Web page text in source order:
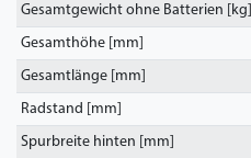
Gesamtgewicht ohne Batterien [kg]
Gesamthöhe [mm]
Gesamtlänge [mm]
Radstand [mm]
Spurbreite hinten [mm]